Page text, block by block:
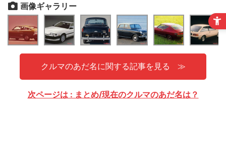
画像ギャラリー
クルマのあだ名に関する記事を見る
次ページは : まとめ/現在のクルマのあだ名は？